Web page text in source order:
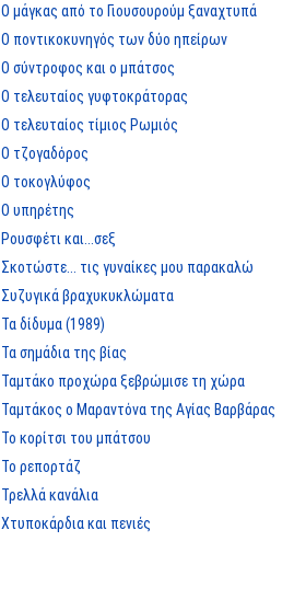
Ο μάγκας από το Γιουσουρούμ ξαναχτυπά
Ο ποντικοκυνηγός των δύο ηπείρων
Ο σύντροφος και ο μπάτσος
Ο τελευταίος γυφτοκράτορας
Ο τελευταίος τίμιος Ρωμιός
Ο τζογαδόρος
Ο τοκογλύφος
Ο υπηρέτης
Ρουσφέτι και...σεξ
Σκοτώστε... τις γυναίκες μου παρακαλώ
Συζυγικά βραχυκυκλώματα
Τα δίδυμα (1989)
Τα σημάδια της βίας
Ταμτάκο προχώρα ξεβρώμισε τη χώρα
Ταμτάκος ο Μαραντόνα της Αγίας Βαρβάρας
Το κορίτσι του μπάτσου
Το ρεπορτάζ
Τρελλά κανάλια
Χτυποκάρδια και πενιές